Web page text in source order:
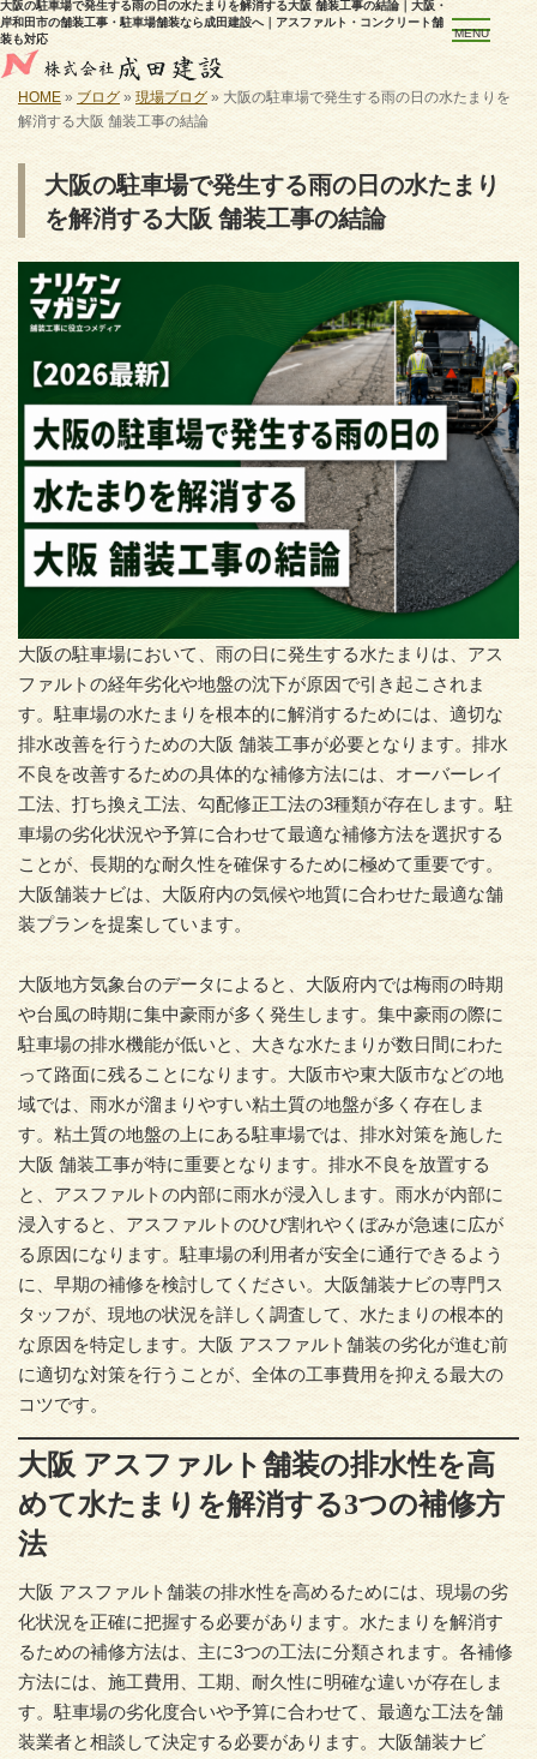
大阪の駐車場で発生する雨の日の水たまりを解消する大阪 舗装工事の結論｜大阪・
岸和田市の舗装工事・駐車場舗装なら成田建設へ｜アスファルト・コンクリート舗
装も対応
MENU
HOME » ブログ» 現場ブログ » 大阪の駐車場で発生する雨の日の水たまりを
解消する大阪 舗装工事の結論
大阪の駐車場で発生する雨の日の水たまり
を解消する大阪 舗装工事の結論
大阪の駐車場において、雨の日に発生する水たまりは、アス
ファルトの経年劣化や地盤の沈下が原因で引き起こされま
す。駐車場の水たまりを根本的に解消するためには、適切な
排水改善を行うための大阪 舗装工事が必要となります。排水
不良を改善するための具体的な補修方法には、オーバーレイ
工法、打ち換え工法、勾配修正工法の3種類が存在します。駐
車場の劣化状況や予算に合わせて最適な補修方法を選択する
ことが、長期的な耐久性を確保するために極めて重要です。
大阪舗装ナビは、大阪府内の気候や地質に合わせた最適な舗
装プランを提案しています。
大阪地方気象台のデータによると、大阪府内では梅雨の時期
や台風の時期に集中豪雨が多く発生します。集中豪雨の際に
駐車場の排水機能が低いと、大きな水たまりが数日間にわた
って路面に残ることになります。大阪市や東大阪市などの地
域では、雨水が溜まりやすい粘土質の地盤が多く存在しま
す。粘土質の地盤の上にある駐車場では、排水対策を施した
大阪 舗装工事が特に重要となります。排水不良を放置する
と、アスファルトの内部に雨水が浸入します。雨水が内部に
浸入すると、アスファルトのひび割れやくぼみが急速に広が
る原因になります。駐車場の利用者が安全に通行できるよう
に、早期の補修を検討してください。大阪舗装ナビの専門ス
タッフが、現地の状況を詳しく調査して、水たまりの根本的
な原因を特定します。大阪 アスファルト舗装の劣化が進む前
に適切な対策を行うことが、全体の工事費用を抑える最大の
コツです。
大阪 アスファルト舗装の排水性を高
めて水たまりを解消する3つの補修方
法
大阪 アスファルト舗装の排水性を高めるためには、現場の劣
化状況を正確に把握する必要があります。水たまりを解消す
るための補修方法は、主に3つの工法に分類されます。各補修
方法には、施工費用、工期、耐久性に明確な違いが存在しま
す。駐車場の劣化度合いや予算に合わせて、最適な工法を舗
装業者と相談して決定する必要があります。大阪舗装ナビ